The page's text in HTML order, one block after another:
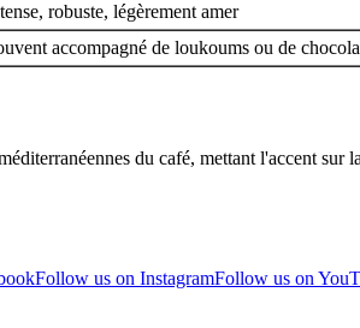
robuste, légèrement amer
accompagné de loukoums ou de
du café, mettant l'accent
Follow us on InstagramFollow us on